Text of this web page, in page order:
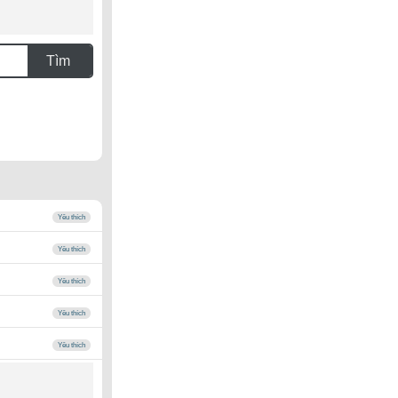
Tìm
Yêu thích
Yêu thích
Yêu thích
Yêu thích
Yêu thích